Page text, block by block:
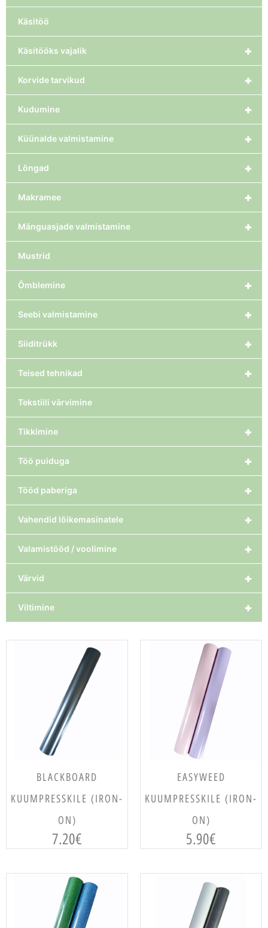
Käsitöö
+
Käsitööks vajalik
+
Korvide tarvikud
+
Kudumine
+
Küünalde valmistamine
+
Lõngad
+
Makramee
+
Mänguasjade valmistamine
Mustrid
+
Õmblemine
+
Seebi valmistamine
+
Siiditrükk
+
Teised tehnikad
Tekstiili värvimine
+
Tikkimine
+
Töö puiduga
+
Tööd paberiga
+
Vahendid lõikemasinatele
+
Valamistööd / voolimine
+
Värvid
+
Viltimine
LISA KORVI
BLACKBOARD
KUUMPRESSKILE (IRON-
ON)
7.20€
VALI
EASYWEED
KUUMPRESSKILE (IRON-
ON)
5.90€